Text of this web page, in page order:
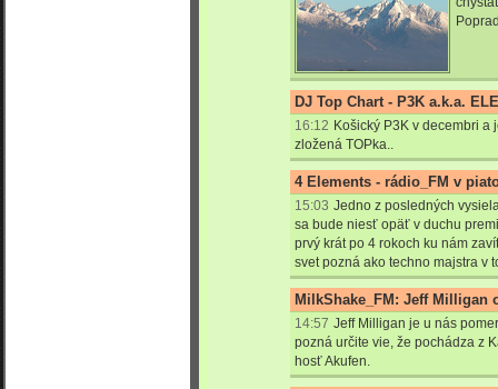
DJ Top Chart - P3K a.k.a.
16:12 Košický P3K v decembri
zložená TOPka..
4 Elements - rádio_FM v
15:03 Jedno z posledných
sa bude niesť opäť v duchu
prvý krát po 4 rokoch ku nám
svet pozná ako techno majstra v
MilkShake_FM: Jeff Milligan
14:57 Jeff Milligan je u nás
pozná určite vie, že pochádza z
hosť Akufen.